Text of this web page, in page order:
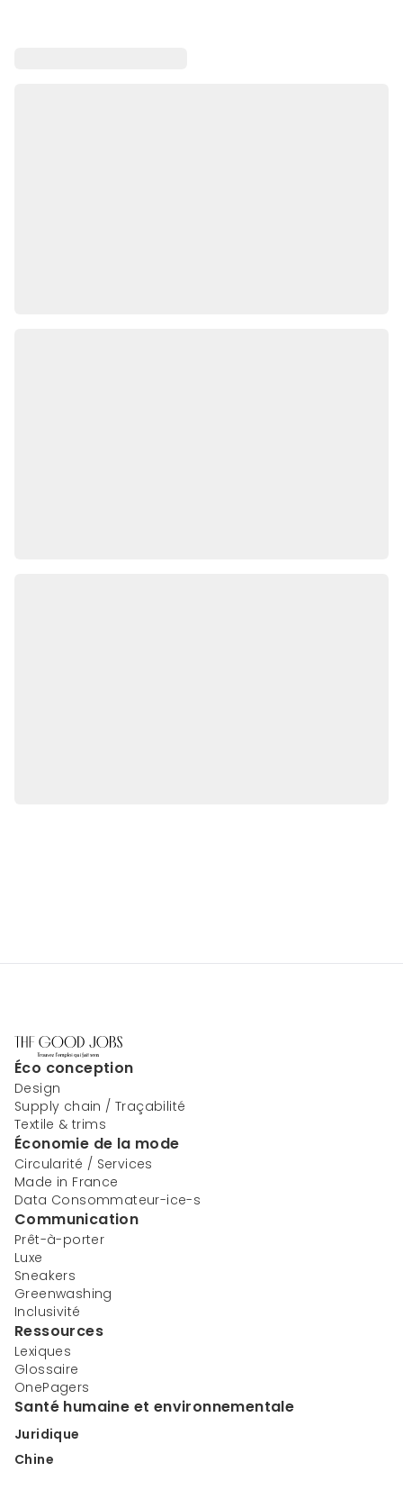
Éco conception
Design
Supply chain / Traçabilité
Textile & trims
Économie de la mode
Circularité / Services
Made in France
Data Consommateur-ice-s
Communication
Prêt-à-porter
Luxe
Sneakers
Greenwashing
Inclusivité
Ressources
Lexiques
Glossaire
OnePagers
Santé humaine et environnementale
Juridique
Chine